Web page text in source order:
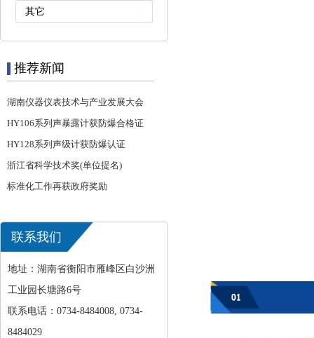
其它
推荐新闻
湖南仪器仪表技术与产业发展大会
HY106系列声暴露计获防爆合格证
HY128系列声级计获防爆认证
浙江省科学技术奖(单位提名)
标准化工作再获政府奖励
联系我们
地址：湖南省衡阳市雁峰区白沙洲
工业园长塘路6号
联系电话：0734-8484008, 0734-
8484029